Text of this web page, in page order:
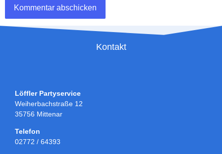
Kontakt
Löffler Partyservice
Weiherbachstraße 12
35756 Mittenar
Telefon
02772 / 64393